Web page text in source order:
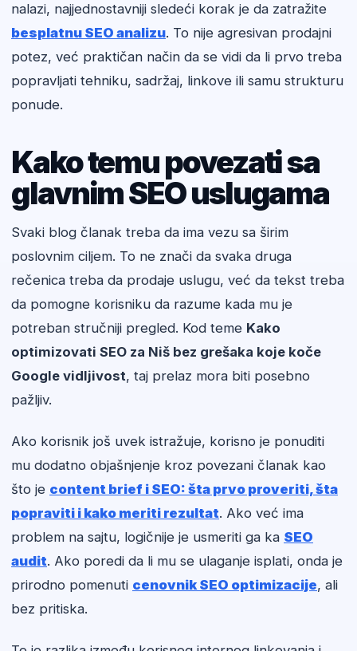
nalazi, najjednostavniji sledeći korak je da zatražite
besplatnu SEO analizu. To nije agresivan prodajni
potez, već praktičan način da se vidi da li prvo treba
popravljati tehniku, sadržaj, linkove ili samu strukturu
ponude.
Kako temu povezati sa
glavnim SEO uslugama
Svaki blog članak treba da ima vezu sa širim
poslovnim ciljem. To ne znači da svaka druga
rečenica treba da prodaje uslugu, već da tekst treba
da pomogne korisniku da razume kada mu je
potreban stručniji pregled. Kod teme Kako
optimizovati SEO za Niš bez grešaka koje koče
Google vidljivost, taj prelaz mora biti posebno
pažljiv.
Ako korisnik još uvek istražuje, korisno je ponuditi
mu dodatno objašnjenje kroz povezani članak kao
što je content brief i SEO: šta prvo proveriti, šta
popraviti i kako meriti rezultat. Ako već ima
problem na sajtu, logičnije je usmeriti ga ka SEO
audit. Ako poredi da li mu se ulaganje isplati, onda je
prirodno pomenuti cenovnik SEO optimizacije, ali
bez pritiska.